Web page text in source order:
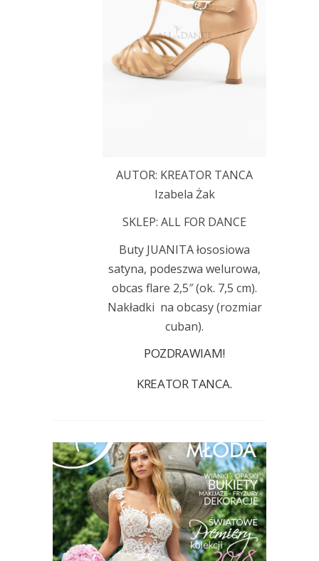
AUTOR: KREATOR TANCA
Izabela Żak
SKLEP: ALL FOR DANCE
Buty JUANITA łososiowa
satyna, podeszwa welurowa,
obcas flare 2,5″ (ok. 7,5 cm).
Nakładki na obcasy (rozmiar
cuban).
POZDRAWIAM!
KREATOR TANCA.